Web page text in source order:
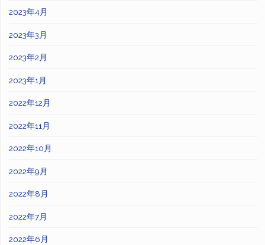
2023年4月
2023年3月
2023年2月
2023年1月
2022年12月
2022年11月
2022年10月
2022年9月
2022年8月
2022年7月
2022年6月